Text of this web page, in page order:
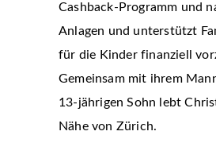
Cashback-Programm und
Anlagen und unterstützt
für die Kinder finanziell
Gemeinsam mit ihrem
13-jährigen Sohn lebt
Nähe von Zürich.